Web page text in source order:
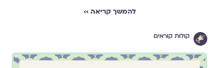
להמשך קריאה ››
קולות קוראים